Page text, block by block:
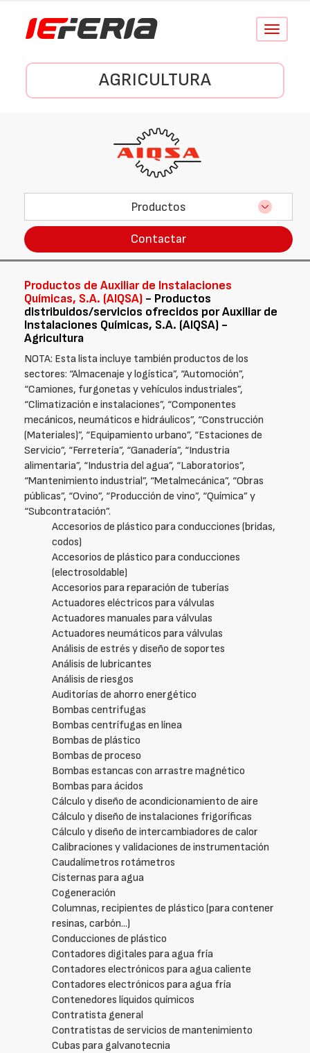
Conmutar
AGRICULTURA
Productos
Contactar
Productos de Auxiliar de Instalaciones
Químicas, S.A. (AIQSA) - Productos
distribuidos/servicios ofrecidos por Auxiliar de
Instalaciones Químicas, S.A. (AIQSA) -
Agricultura
NOTA: Esta lista incluye también productos de los
sectores: “Almacenaje y logística”, “Automoción”,
“Camiones, furgonetas y vehículos industriales”,
“Climatización e instalaciones”, “Componentes
mecánicos, neumáticos e hidráulicos”, “Construcción
(Materiales)”, “Equipamiento urbano”, “Estaciones de
Servicio”, “Ferretería”, “Ganadería”, “Industria
alimentaria”, “Industria del agua”, “Laboratorios”,
“Mantenimiento industrial”, “Metalmecánica”, “Obras
públicas”, “Ovino”, “Producción de vino”, “Química” y
“Subcontratación”.
Accesorios de plástico para conducciones (bridas,
codos)
Accesorios de plástico para conducciones
(electrosoldable)
Accesorios para reparación de tuberías
Actuadores eléctricos para válvulas
Actuadores manuales para válvulas
Actuadores neumáticos para válvulas
Análisis de estrés y diseño de soportes
Análisis de lubricantes
Análisis de riesgos
Auditorías de ahorro energético
Bombas centrifugas
Bombas centrífugas en línea
Bombas de plástico
Bombas de proceso
Bombas estancas con arrastre magnético
Bombas para ácidos
Cálculo y diseño de acondicionamiento de aire
Cálculo y diseño de instalaciones frigoríficas
Cálculo y diseño de intercambiadores de calor
Calibraciones y validaciones de instrumentación
Caudalímetros rotámetros
Cisternas para agua
Cogeneración
Columnas, recipientes de plástico (para contener
resinas, carbón...)
Conducciones de plástico
Contadores digitales para agua fría
Contadores electrónicos para agua caliente
Contadores electrónicos para agua fría
Contenedores líquidos químicos
Contratista general
Contratistas de servicios de mantenimiento
Cubas para galvanotecnia